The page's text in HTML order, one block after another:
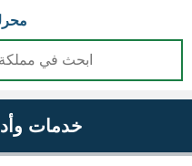
خدمات